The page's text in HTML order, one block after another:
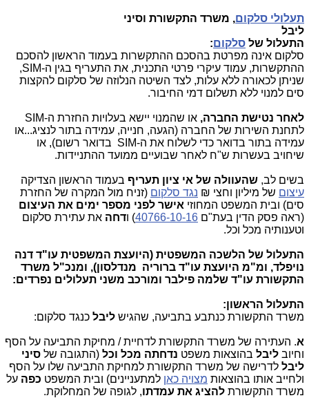
תעלולי סלקום, משרד התקשורת וסיני
ליבל
התעלול של סלקום:
סלקום אינה מפרטת בהסכם ההתקשרות בעמוד הראשון להסכם
ההתקשרות, עמוד עיקרי פרטי התכנית, את התעריף בגין ה-,SIM
שניתן לכאורה ללא עלות, לצד השיטה הנלוזה של סלקום להקצות
סים למנוי ללא תשלום דמי החיבור.
לאחר נטישת החברה, או שהמנוי יישא בעלויות החזרת ה-SIM
לתחנת השירות של החברה (הגעה, חנייה, עמידה בתור לנציג...או
עמידה בתור בדואר כדי לשלוח את ה-SIM בדואר רשום), או
שיחויב בעשרות ש"ח לאחר שבועיים ממועד ההתניידות.
בשים לב, שהעוולה של אי ציון תעריף בעמוד הראשון הצדיקה
עיצום של מיליון וחצי ₪ נגד סלקום (זניח מול המקרה של החזרת
סים) ובית המשפט המחוזי אישר לפני מספר ימים את העיצום
(ראה פסק הדין בעת"ם 40766-10-16) ודחה את עתירת סלקום
וטענותיה מכל וכל.
התעלול של הלשכה המשפטית (היועצת המשפטית עו"ד דנה
נויפלד, ומ"מ היועצת עו"ד ברוריה מנדלסון), ומנכ"ל משרד
התקשורת עו"ד שלמה פילבר ומורכב משני תעלולים נפרדים:
התעלול הראשון:
משרד התקשורת כנתבע בתביעה, שהגיש ליבל כנגד סלקום:
א. העתירה של משרד התקשורת לדחיית / מחיקת התביעה על הסף
וחיוב ליבל בהוצאות משפט נדחתה מכל וכל (התגובה של סיני
ליבל לדרישה של משרד התקשורת למחיקת התביעה שלו על הסף
ולחייב אותו בהוצאות מצויה כאן למתעניינים) ובית המשפט כפה על
משרד התקשורת להציג את עמדתו, לגופה של המחלוקת.